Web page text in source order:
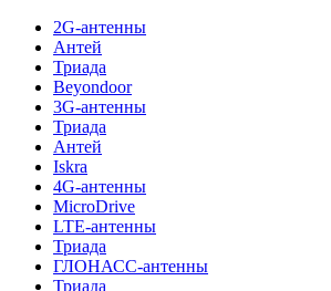
2G-антенны
Антей
Триада
Beyondoor
3G-антенны
Триада
Антей
Iskra
4G-антенны
MicroDrive
LTE-антенны
Триада
ГЛОНАСС-антенны
Триада